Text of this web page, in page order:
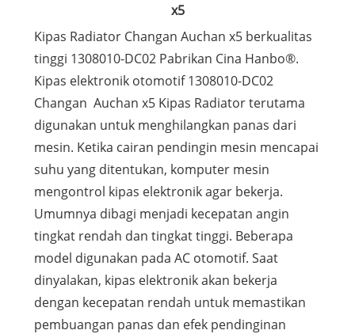
x5
Kipas Radiator Changan Auchan x5 berkualitas
tinggi 1308010-DC02 Pabrikan Cina Hanbo®.
Kipas elektronik otomotif 1308010-DC02
Changan Auchan x5 Kipas Radiator terutama
digunakan untuk menghilangkan panas dari
mesin. Ketika cairan pendingin mesin mencapai
suhu yang ditentukan, komputer mesin
mengontrol kipas elektronik agar bekerja.
Umumnya dibagi menjadi kecepatan angin
tingkat rendah dan tingkat tinggi. Beberapa
model digunakan pada AC otomotif. Saat
dinyalakan, kipas elektronik akan bekerja
dengan kecepatan rendah untuk memastikan
pembuangan panas dan efek pendinginan